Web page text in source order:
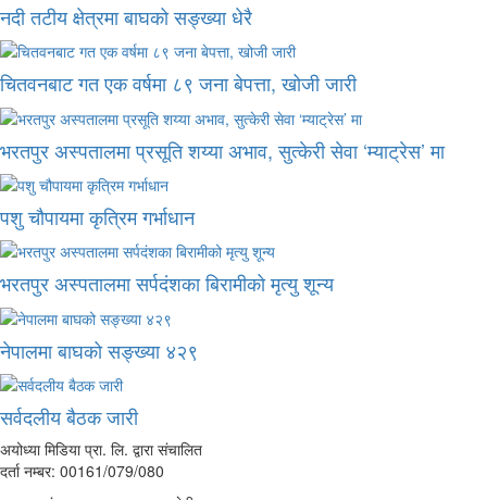
नदी तटीय क्षेत्रमा बाघको सङ्ख्या धेरै
चितवनबाट गत एक वर्षमा ८९ जना बेपत्ता, खोजी जारी
भरतपुर अस्पतालमा प्रसूति शय्या अभाव, सुत्केरी सेवा ‘म्याट्रेस’ मा
पशु चौपायमा कृत्रिम गर्भाधान
भरतपुर अस्पतालमा सर्पदंशका बिरामीको मृत्यु शून्य
नेपालमा बाघको सङ्ख्या ४२९
सर्वदलीय बैठक जारी
अयोध्या मिडिया प्रा. लि. द्वारा संचालित
दर्ता नम्बर: 00161/079/080